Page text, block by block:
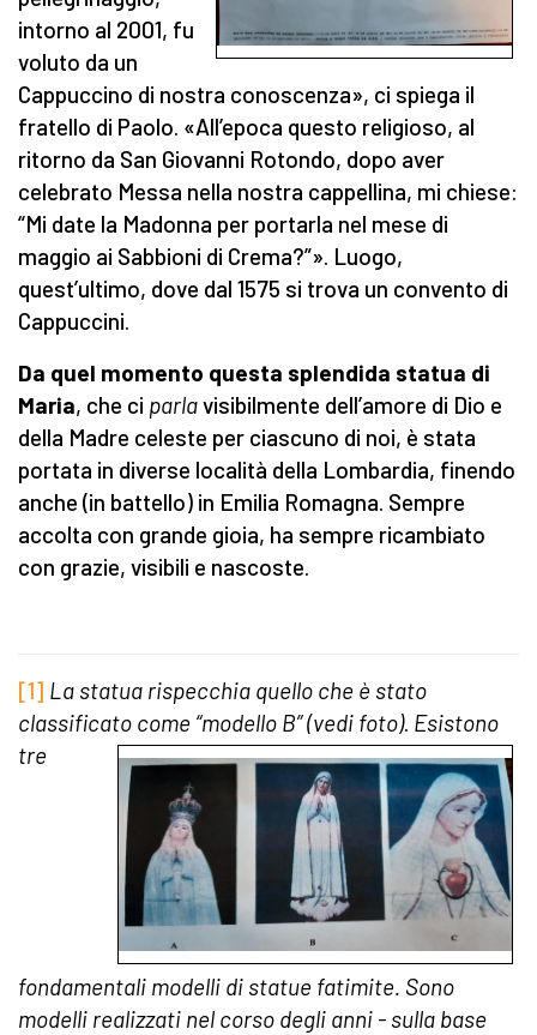
intorno al 2001, fu
voluto da un
Cappuccino di nostra conoscenza», ci spiega il
fratello di Paolo. «All’epoca questo religioso, al
ritorno da San Giovanni Rotondo, dopo aver
celebrato Messa nella nostra cappellina, mi chiese:
“Mi date la Madonna per portarla nel mese di
maggio ai Sabbioni di Crema?”». Luogo,
quest’ultimo, dove dal 1575 si trova un convento di
Cappuccini.
Da quel momento questa splendida statua di
Maria, che ci parlavisibilmente dell’amore di Dio e
della Madre celeste per ciascuno di noi, è stata
portata in diverse località della Lombardia, finendo
anche (in battello) in Emilia Romagna. Sempre
accolta con grande gioia, ha sempre ricambiato
con grazie, visibili e nascoste.
[1] La statua rispecchia quello che è stato
classificato come “modello B” (vedi foto). Esistono
tre
fondamentali modelli di statue fatimite. Sono
modelli realizzati nel corso degli anni - sulla base